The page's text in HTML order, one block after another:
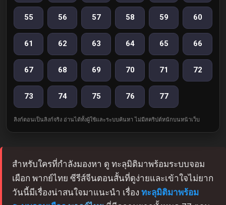
55 56 57 58 59 60
61 62 63 64 65 66
67 68 69 70 71 72
73 74 75 76 77
ลิงก์ตอนเป็นลิงก์จริง อ่านได้ทั้งผู้ใช้และระบบค้นหา ไม่มีสคริปต์หนักบนหน้าเว็บ
สำหรับใครที่กำลังมองหา ดู ทะลุมิติมาพร้อมระบบจอม
เผือก พากย์ไทย ซีรีส์จีนตอนสั้นที่ดูง่ายและเข้าใจไม่ยาก
วันนี้มีเรื่องน่าสนใจมาแนะนำ เรื่อง ทะลุมิติมาพร้อม